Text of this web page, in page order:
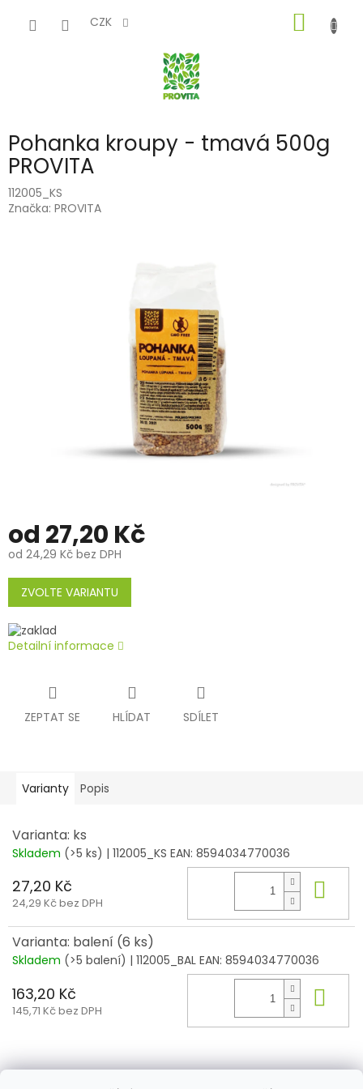
CZK
KOŠÍK
Pohanka kroupy - tmavá 500g
PROVITA
112005_KS
Značka: PROVITA
od 27,20 Kč
od 24,29 Kč bez DPH
Měrná
cena:
ZVOLTE VARIANTU
Detailní informace
ZEPTAT SE HLÍDAT SDÍLET
Varianty Popis
Varianta: ks
Skladem (>5 ks) | 112005_KS EAN: 8594034770036
27,20 Kč
24,29 Kč bez DPH
Varianta: balení (6 ks)
Skladem (>5 balení) | 112005_BAL EAN: 8594034770036
163,20 Kč
145,71 Kč bez DPH
Z